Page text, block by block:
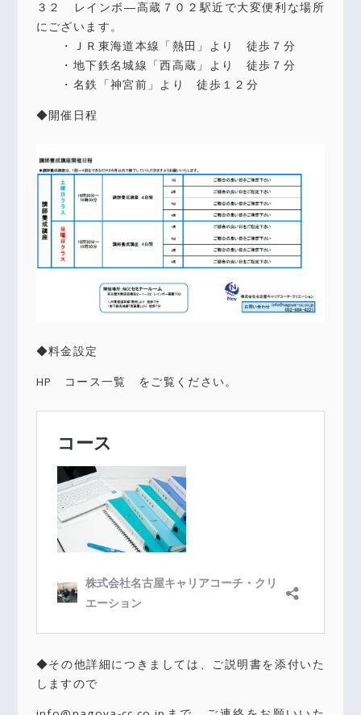
３２ レインボ―高蔵７０２駅近で大変便利な場所
にございます。
・ＪＲ東海道本線「熱田」より 徒歩７分
・地下鉄名城線「西高蔵」より 徒歩７分
・名鉄「神宮前」より 徒歩１２分
◆開催日程
◆料金設定
HP コース一覧 をご覧ください。
◆その他詳細につきましては、ご説明書を添付いた
しますので